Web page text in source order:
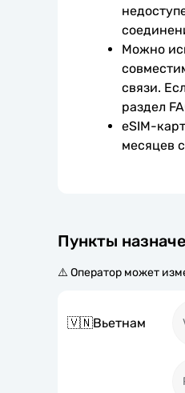
Можно
связи.
раздел
eSIM-
месяцев
Пункты
⚠️ Оператор может
🇻🇳Вьетнам